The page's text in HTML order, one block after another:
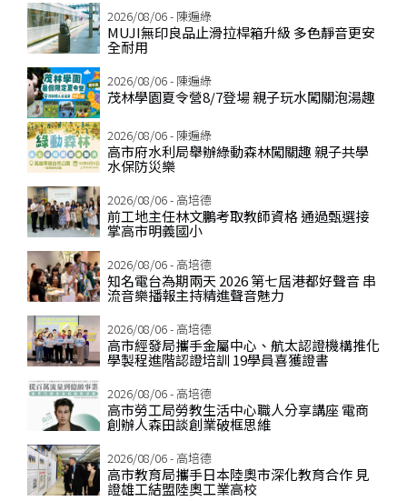
2026/08/06 - 陳遍綠
MUJI無印良品止滑拉桿箱升級 多色靜音更安
全耐用
2026/08/06 - 陳遍綠
茂林學園夏令營8/7登場 親子玩水闖關泡湯趣
2026/08/06 - 陳遍綠
高市府水利局舉辦綠動森林闖關趣 親子共學
水保防災樂
2026/08/06 - 高培德
前工地主任林文鵬考取教師資格 通過甄選接
掌高市明義國小
2026/08/06 - 高培德
知名電台為期兩天 2026 第七屆港都好聲音 串
流音樂播報主持精進聲音魅力
2026/08/06 - 高培德
高市經發局攜手金屬中心、航太認證機構推化
學製程進階認證培訓 19學員喜獲證書
2026/08/06 - 高培德
高市勞工局勞教生活中心職人分享講座 電商
創辦人森田談創業破框思維
2026/08/06 - 高培德
高市教育局攜手日本陸奧市深化教育合作 見
證雄工結盟陸奧工業高校